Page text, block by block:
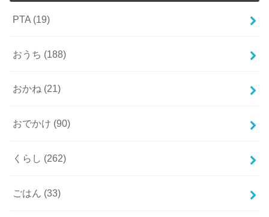
PTA (19)
おうち (188)
おかね (21)
おでかけ (90)
くらし (262)
ごはん (33)